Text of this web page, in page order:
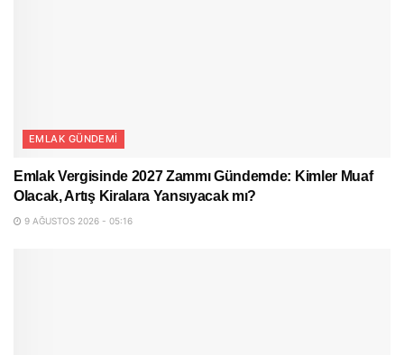
EMLAK GÜNDEMI
Emlak Vergisinde 2027 Zammı Gündemde: Kimler Muaf
Olacak, Artış Kiralara Yansıyacak mı?
9 AĞUSTOS 2026 - 05:16